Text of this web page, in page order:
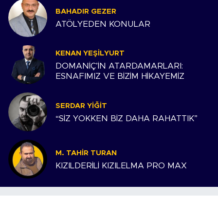
BAHADIR GEZER
ATÖLYEDEN KONULAR
KENAN YEŞILYURT
DOMANİÇ’İN ATARDAMARLARI:
ESNAFIMIZ VE BİZİM HİKAYEMİZ
SERDAR YIĞIT
“SİZ YOKKEN BİZ DAHA RAHATTIK”
M. TAHIR TURAN
KIZILDERİLİ KIZILELMA PRO MAX